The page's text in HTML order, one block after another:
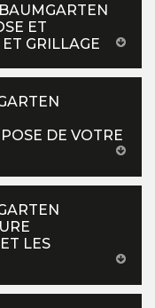
ET
GRILLAGE
DE VOTRE
LES